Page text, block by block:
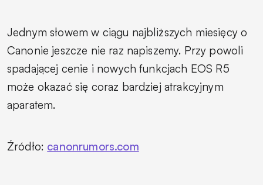
Jednym słowem w ciągu najbliższych miesięcy o
Canonie jeszcze nie raz napiszemy. Przy powoli
spadającej cenie i nowych funkcjach EOS R5
może okazać się coraz bardziej atrakcyjnym
aparatem.
Źródło: canonrumors.com